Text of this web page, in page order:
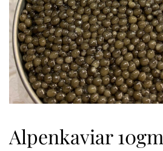
Alpenkaviar 10gm